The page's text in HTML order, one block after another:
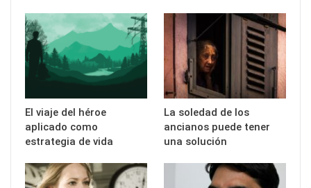
El viaje del héroe
aplicado como
estrategia de vida
La soledad de los
ancianos puede tener
una solución